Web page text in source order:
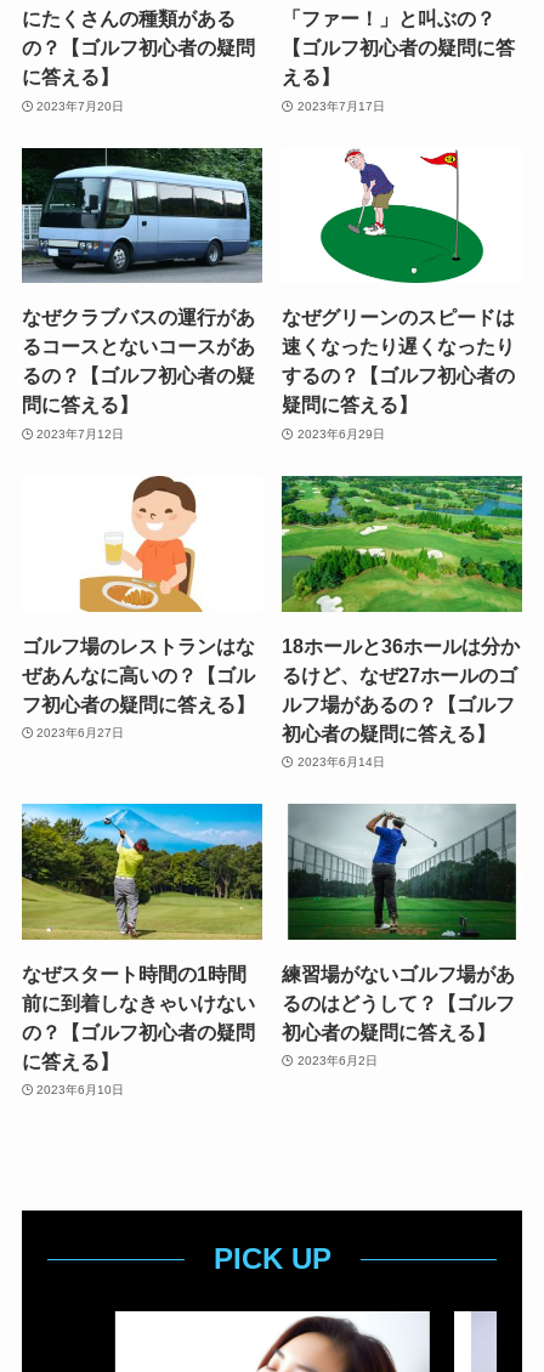
にたくさんの種類がある
の？【ゴルフ初心者の疑問
に答える】
2023年7月20日
「ファー！」と叫ぶの？
【ゴルフ初心者の疑問に答
える】
2023年7月17日
なぜクラブバスの運行があ
るコースとないコースがあ
るの？【ゴルフ初心者の疑
問に答える】
2023年7月12日
なぜグリーンのスピードは
速くなったり遅くなったり
するの？【ゴルフ初心者の
疑問に答える】
2023年6月29日
ゴルフ場のレストランはな
ぜあんなに高いの？【ゴル
フ初心者の疑問に答える】
2023年6月27日
18ホールと36ホールは分か
るけど、なぜ27ホールのゴ
ルフ場があるの？【ゴルフ
初心者の疑問に答える】
2023年6月14日
なぜスタート時間の1時間
前に到着しなきゃいけない
の？【ゴルフ初心者の疑問
に答える】
2023年6月10日
練習場がないゴルフ場があ
るのはどうして？【ゴルフ
初心者の疑問に答える】
2023年6月2日
PICK UP